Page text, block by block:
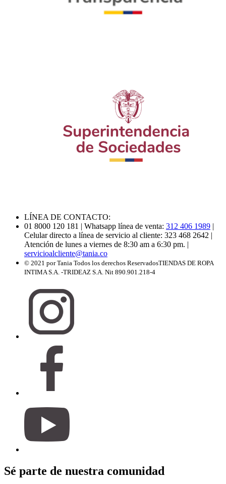
LÍNEA DE CONTACTO:
01 8000 120 181 | Whatsapp línea de venta: 312 406 1989
Celular directo a línea de servicio al cliente: 323 468 2642
Atención de lunes a viernes de 8:30 am a 6:30 pm.
servicioalcliente@tania.co
© 2021 por Tania Todos los derechos ReservadosTIENDAS DE ROPA
INTIMA S.A. -TRIDEAZ S.A. Nit 890.901.218-4
Sé parte de nuestra comunidad